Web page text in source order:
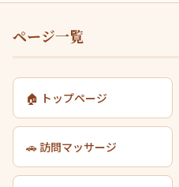
ページ一覧
🏠 トップページ
🚗 訪問マッサージ